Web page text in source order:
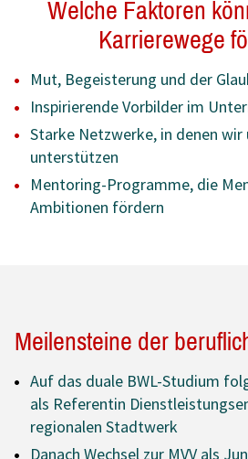
Welche Faktoren
Karrierewege
Mut, Begeisterung und der
Inspirierende Vorbilder im
Starke Netzwerke, in denen
unterstützen
Mentoring-Programme, die
Ambitionen fördern
Meilensteine der
Auf das duale BWL-Studium
als Referentin
regionalen Stadtwerk
Danach Wechsel zur MVV als